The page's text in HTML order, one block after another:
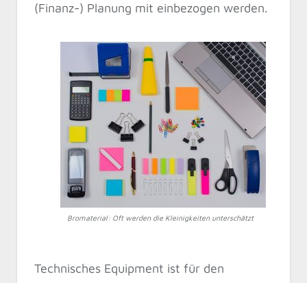
(Finanz-) Planung mit einbezogen werden.
Bromaterial: Oft werden die Kleinigkeiten unterschätzt
Technisches Equipment ist für den